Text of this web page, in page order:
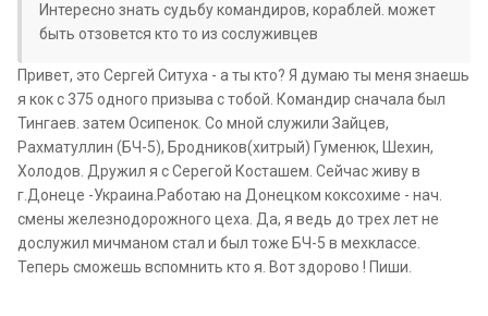
Интересно знать судьбу командиров, кораблей. может
быть отзовется кто то из сослуживцев
Привет, это Сергей Ситуха - а ты кто? Я думаю ты меня знаешь
я кок с 375 одного призыва с тобой. Командир сначала был
Тингаев. затем Осипенок. Со мной служили Зайцев,
Рахматуллин (БЧ-5), Бродников(хитрый) Гуменюк, Шехин,
Холодов. Дружил я с Серегой Косташем. Сейчас живу в
г.Донеце -Украина.Работаю на Донецком коксохиме - нач.
смены железнодорожного цеха. Да, я ведь до трех лет не
дослужил мичманом стал и был тоже БЧ-5 в мехклассе.
Теперь сможешь вспомнить кто я. Вот здорово ! Пиши.